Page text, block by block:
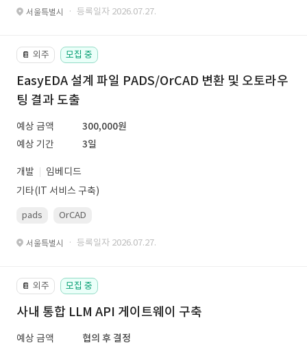
서울특별시 · 등록일자 2026.07.27.
📔 외주 모집 중
EasyEDA 설계 파일 PADS/OrCAD 변환 및 오토라우
팅 결과 도출
예상 금액
300,000원
예상 기간
3일
개발
임베디드
기타(IT 서비스 구축)
pads OrCAD
서울특별시 · 등록일자 2026.07.27.
📔 외주 모집 중
사내 통합 LLM API 게이트웨이 구축
예상 금액
협의 후 결정